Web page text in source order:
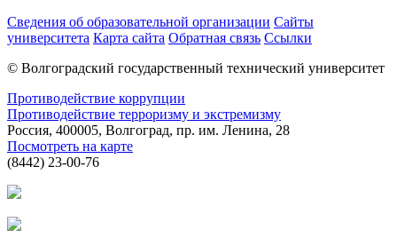
Сведения об образовательной организации Сайты
университета Карта сайта Обратная связь Ссылки
© Волгоградский государственный технический университет
Противодействие коррупции
Противодействие терроризму и экстремизму
Россия, 400005, Волгоград, пр. им. Ленина, 28
Посмотреть на карте
(8442) 23-00-76